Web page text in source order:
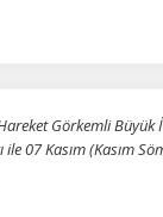
Görkemli Büyük
07 Kasım (Kasım